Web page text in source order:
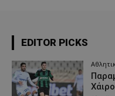
EDITOR PICKS
Χάιρο